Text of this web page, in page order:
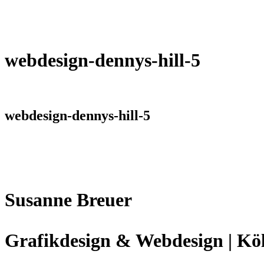
webdesign-dennys-hill-5
webdesign-dennys-hill-5
Susanne Breuer
Grafikdesign & Webdesign |